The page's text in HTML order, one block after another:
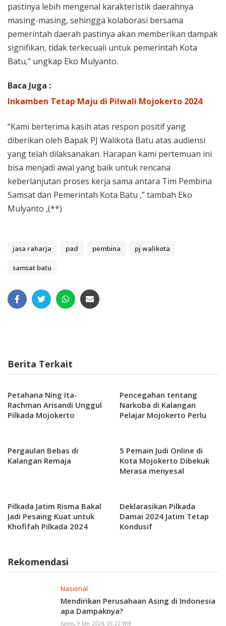
pastinya lebih mengenal karakteristik daerahnya
masing-masing, sehingga kolaborasi bersama
pemerintah daerah pastinya akan memberikan dampak
signifikan, tidak terkecuali untuk pemerintah Kota
Batu,” ungkap Eko Mulyanto.
Baca Juga :
Inkamben Tetap Maju di Pilwali Mojokerto 2024
“Kami berterima kasih atas respon positif yang
diberikan oleh Bapak PJ Walikota Batu atas audiensi
yang telah dilaksanakan. Harapan kami pertemuan ini
bisa menjadi awal yang baik untuk rencana
keberlanjutan proses kerja sama antara Tim Pembina
Samsat dan Pemerintah Kota Batu ,” tambah Eko
Mulyanto ,(**)
jasa raharja pad pembina pj walikota
samsat batu
Berita Terkait
Petahana Ning Ita-
Rachman Arisandi Unggul
Pilkada Mojokerto
Pencegahan tentang
Narkoba di Kalangan
Pelajar Mojokerto Perlu
Pergaulan Bebas di
Kalangan Remaja
5 Pemain Judi Online di
Kota Mojokerto Dibekuk
Merasa menyesal
Pilkada Jatim Risma Bakal
Jadi Pesaing Kuat untuk
Khofifah Pilkada 2024
Deklarasikan Pilkada
Damai 2024 Jatim Tetap
Kondusif
Rekomendasi
Nasional
Mendirikan Perusahaan Asing di Indonesia
apa Dampaknya?
Kamis, 9 Mei 2024, 05:22 WIB